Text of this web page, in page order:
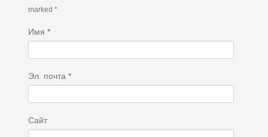
marked *
Имя *
Эл. почта *
Сайт